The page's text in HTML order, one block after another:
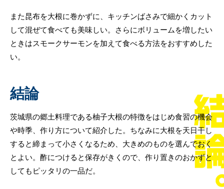
また昆布を大根に巻かずに、キッチンばさみで細かくカット
して混ぜて食べても美味しい。さらにボリュームを増したい
ときはスモークサーモンを加えて食べる方法をおすすめした
い。
結論
茨城県の郷土料理である柚子大根の特徴をはじめ食習の機会
や時季、作り方について紹介した。ちなみに大根を天日干し
すると締まって小さくなるため、大きめのものを選んでおく
とよい。酢につけると保存がきくので、作り置きのおかずと
してもピッタリの一品だ。